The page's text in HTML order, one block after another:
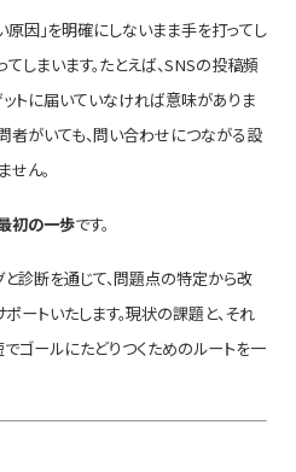
原因」を明確にしないまま手を打ってし
しまいます。たとえば、SNSの投稿頻
トに届いていなければ意味がありま
者がいても、問い合わせにつながる設
ん。
最初の一歩です。
診断を通じて、問題点の特定から改
ートいたします。現状の課題と、それ
ゴールにたどりつくためのルートを一